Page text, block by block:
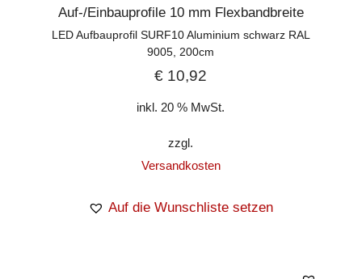
Auf-/Einbauprofile 10 mm Flexbandbreite
LED Aufbauprofil SURF10 Aluminium schwarz RAL
9005, 200cm
€ 10,92
inkl. 20 % MwSt.
zzgl.
Versandkosten
Auf die Wunschliste setzen